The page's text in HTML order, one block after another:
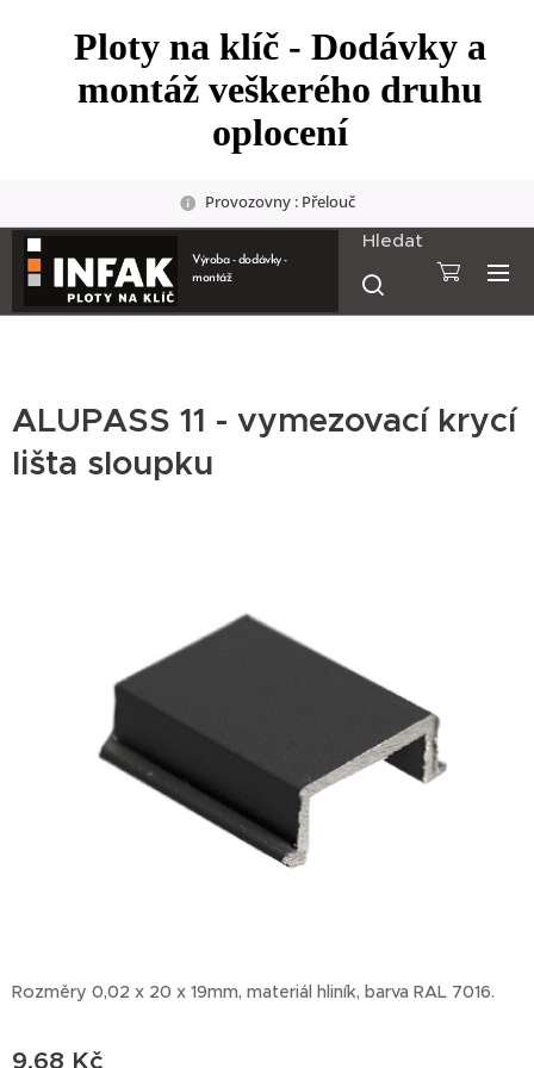
Ploty na klíč - Dodávky a
montáž veškerého druhu
oplocení
Provozovny : Přelouč
Výroba - dodávky -
montáž
Hledat
ALUPASS 11 - vymezovací krycí
lišta sloupku
Rozměry 0,02 x 20 x 19mm, materiál hliník, barva RAL 7016.
9,68 Kč